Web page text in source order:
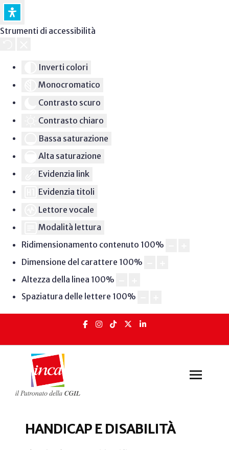
Strumenti di accessibilità
Inverti colori
Monocromatico
Contrasto scuro
Contrasto chiaro
Bassa saturazione
Alta saturazione
Evidenzia link
Evidenzia titoli
Lettore vocale
Modalità lettura
Ridimensionamento contenuto 100%
Dimensione del carattere 100%
Altezza della linea 100%
Spaziatura delle lettere 100%
HANDICAP E DISABILITÀ